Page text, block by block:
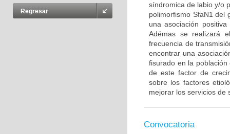
Regresar
síndromica de labio y/o
polimorfismo SfaN1 del
una asociación
Adémas se realizará
frecuencia de
encontrar una
fisurado en la
de este factor de
sobre los factores
mejorar los servicios de
Convocatoria